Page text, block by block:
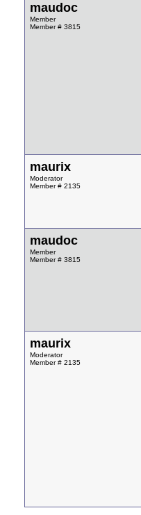
maudoc
Member
Member # 3815
maurix
Moderator
Member # 2135
maudoc
Member
Member # 3815
maurix
Moderator
Member # 2135